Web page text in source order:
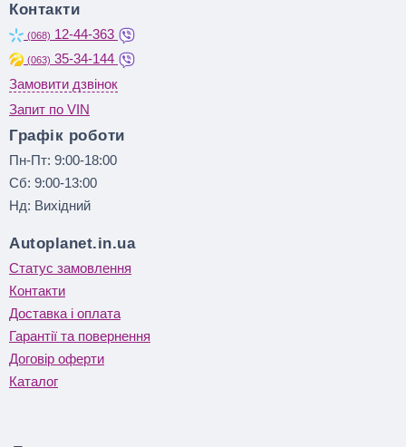
Контакти
(068) 12-44-363
(063) 35-34-144
Замовити дзвінок
Запит по VIN
Графік роботи
Пн-Пт: 9:00-18:00
Сб: 9:00-13:00
Нд: Вихідний
Autoplanet.in.ua
Статус замовлення
Контакти
Доставка і оплата
Гарантії та повернення
Договір оферти
Каталог